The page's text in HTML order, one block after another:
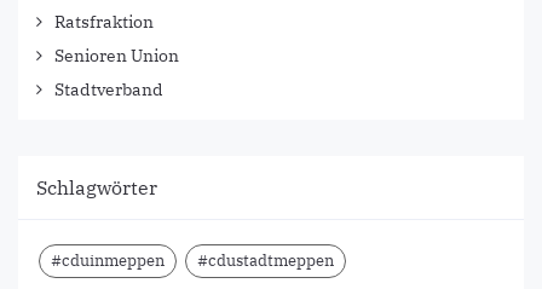
Ratsfraktion
Senioren Union
Stadtverband
Schlagwörter
#cduinmeppen #cdustadtmeppen